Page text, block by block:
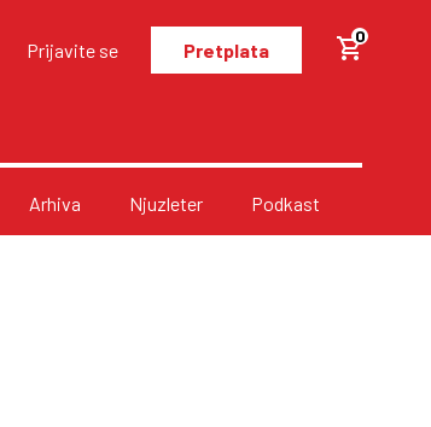
Prijavite se Pretplata
0
Arhiva Njuzleter Podkast